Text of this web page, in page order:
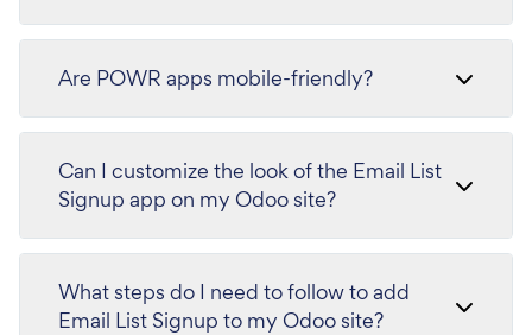
Are POWR apps mobile-friendly?
Can I customize the look of the Email List
Signup app on my Odoo site?
What steps do I need to follow to add
Email List Signup to my Odoo site?